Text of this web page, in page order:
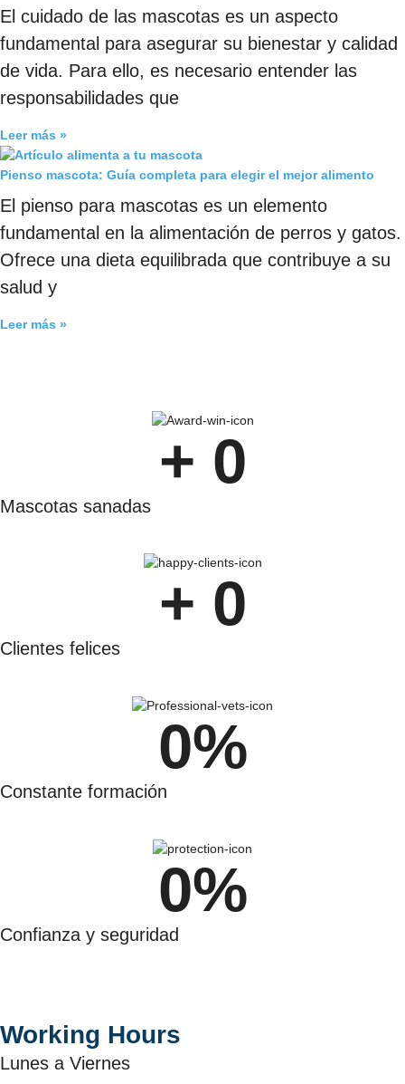
El cuidado de las mascotas es un aspecto
fundamental para asegurar su bienestar y calidad
de vida. Para ello, es necesario entender las
responsabilidades que
Leer más »
Pienso mascota: Guía completa para elegir el mejor alimento
El pienso para mascotas es un elemento
fundamental en la alimentación de perros y gatos.
Ofrece una dieta equilibrada que contribuye a su
salud y
Leer más »
+ 0
Mascotas sanadas
+ 0
Clientes felices
0%
Constante formación
0%
Confianza y seguridad
Working Hours
Lunes a Viernes